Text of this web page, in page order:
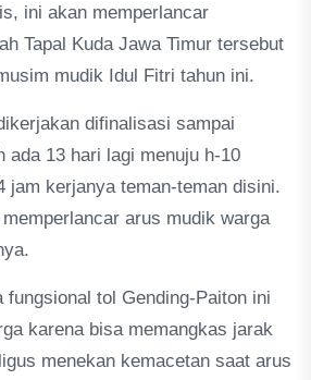
ini akan memperlancar
Tapal Kuda Jawa Timur tersebut
mudik Idul Fitri tahun ini.
difinalisasi sampai
ada 13 hari lagi menuju h-10
jam kerjanya teman-teman disini.
arus mudik warga
fungsional tol Gending-Paiton ini
karena bisa memangkas jarak
menekan kemacetan saat arus